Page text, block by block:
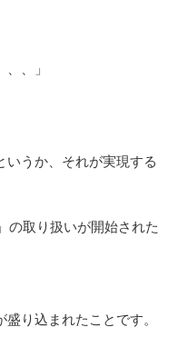
、」
いうか、それが実現する
の取り扱いが開始された
り込まれたことです。